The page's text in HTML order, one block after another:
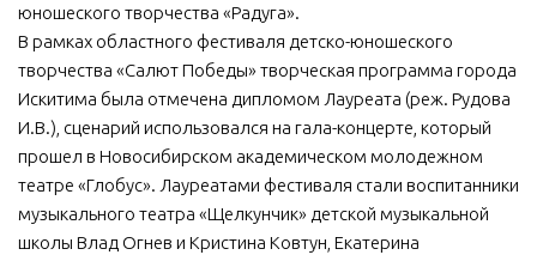
юношеского творчества «Радуга».
В рамках областного фестиваля детско-юношеского
творчества «Салют Победы» творческая программа города
Искитима была отмечена дипломом Лауреата (реж. Рудова
И.В.), сценарий использовался на гала-концерте, который
прошел в Новосибирском академическом молодежном
театре «Глобус». Лауреатами фестиваля стали воспитанники
музыкального театра «Щелкунчик» детской музыкальной
школы Влад Огнев и Кристина Ковтун, Екатерина